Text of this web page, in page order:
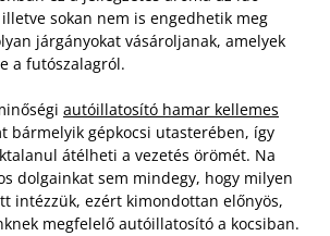
sokan nem is engedhetik meg
járgányokat vásároljanak, amelyek
a futószalagról.
autóillatosító hamar kellemes
bármelyik gépkocsi utasterében, így
átélheti a vezetés örömét. Na
dolgainkat sem mindegy, hogy milyen
intézzük, ezért kimondottan előnyös,
megfelelő autóillatosító a kocsiban.